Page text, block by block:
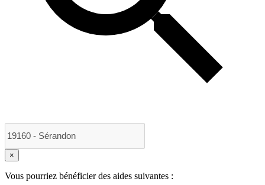
×
Vous pourriez bénéficier des aides suivantes :